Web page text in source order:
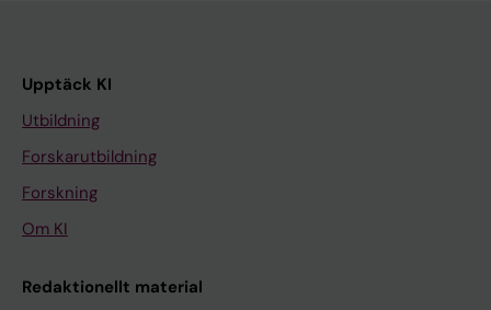
Upptäck KI
Utbildning
Forskarutbildning
Forskning
Om KI
Redaktionellt material